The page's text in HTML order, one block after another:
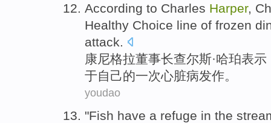
According to Charles Harper,
Healthy Choice line of frozen
attack.
康尼格拉董事长查尔斯·哈珀表示
于自己的一次心脏病发作。
youdao
"Fish have a refuge in the